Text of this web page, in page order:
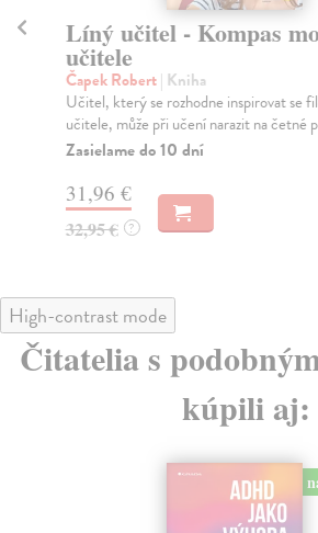
Líný učitel - Kompas
učitele
Čapek Robert| Kniha
Učitel, který se rozhodne inspirovat se
učitele, může při učení narazit na četné
Zasielame do 10 dní
31,96 €
32,95 € ?
High-contrast mode
Čitatelia s
kúpili aj: